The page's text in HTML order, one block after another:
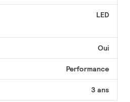
LED
Oui
Performance
3 ans